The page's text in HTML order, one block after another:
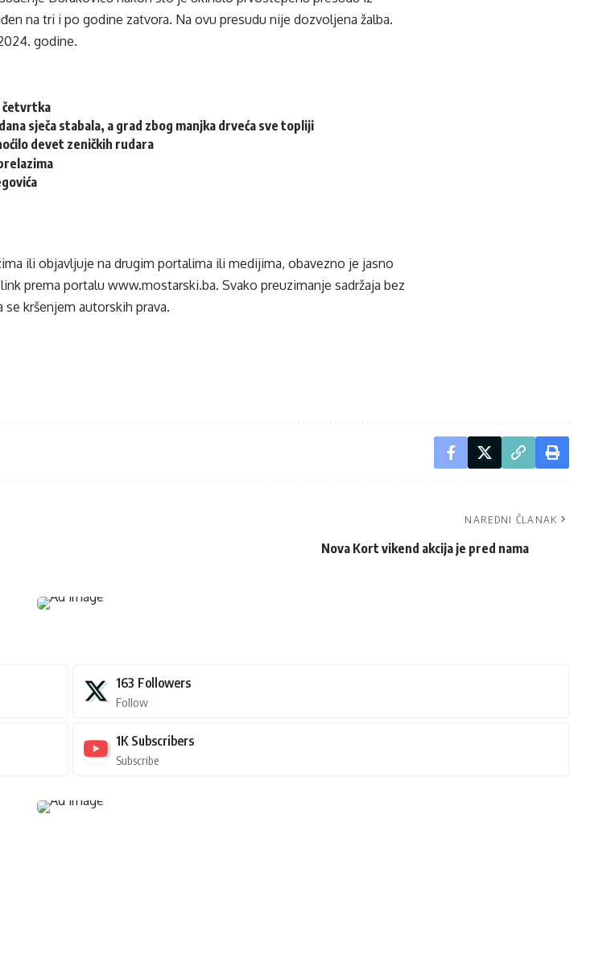
na tri i po godine zatvora. Na ovu presudu nije dozvoljena žalba.
godine.
četvrtka
sječa stabala, a grad zbog manjka drveća sve topliji
devet zeničkih rudara
ili objavljuje na drugim portalima ili medijima, obavezno je jasno
prema portalu www.mostarski.ba. Svako preuzimanje sadržaja bez
kršenjem autorskih prava.
NAREDNI ČLANAK
Nova Kort vikend akcija je pred nama
163 Followers
Follow
1K Subscribers
Subscribe